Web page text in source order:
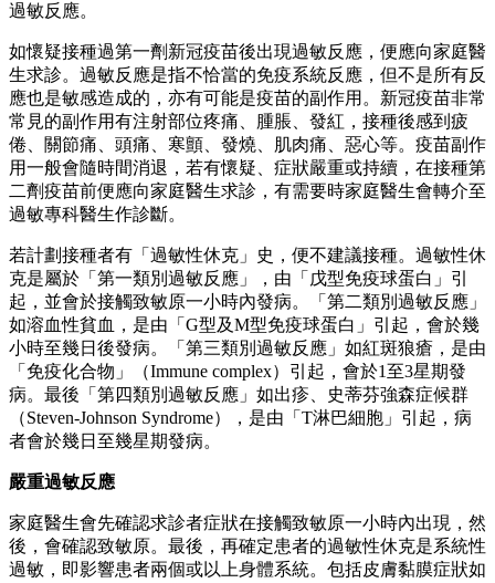
過敏反應。
如懷疑接種過第一劑新冠疫苗後出現過敏反應，便應向家庭醫
生求診。過敏反應是指不恰當的免疫系統反應，但不是所有反
應也是敏感造成的，亦有可能是疫苗的副作用。新冠疫苗非常
常見的副作用有注射部位疼痛、腫脹、發紅，接種後感到疲
倦、關節痛、頭痛、寒顫、發燒、肌肉痛、惡心等。疫苗副作
用一般會隨時間消退，若有懷疑、症狀嚴重或持續，在接種第
二劑疫苗前便應向家庭醫生求診，有需要時家庭醫生會轉介至
過敏專科醫生作診斷。
若計劃接種者有「過敏性休克」史，便不建議接種。過敏性休
克是屬於「第一類別過敏反應」，由「戊型免疫球蛋白」引
起，並會於接觸致敏原一小時內發病。「第二類別過敏反應」
如溶血性貧血，是由「G型及M型免疫球蛋白」引起，會於幾
小時至幾日後發病。「第三類別過敏反應」如紅斑狼瘡，是由
「免疫化合物」（Immune complex）引起，會於1至3星期發
病。最後「第四類別過敏反應」如出疹、史蒂芬強森症候群
（Steven-Johnson Syndrome），是由「T淋巴細胞」引起，病
者會於幾日至幾星期發病。
嚴重過敏反應
家庭醫生會先確認求診者症狀在接觸致敏原一小時內出現，然
後，會確認致敏原。最後，再確定患者的過敏性休克是系統性
過敏，即影響患者兩個或以上身體系統。包括皮膚黏膜症狀如